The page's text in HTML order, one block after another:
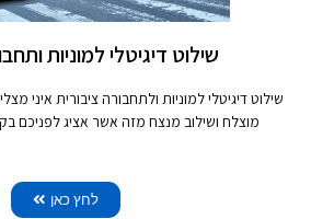
שילוט דיגיטלי למוניות
שילוט דיגיטלי למוניות ולתחבורה ציבורית איני
מוצלח ושילוב מנצח מזה אשר אציג לפניכם
לחץ כאן